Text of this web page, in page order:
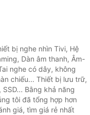
bị nghe nhìn Tivi, Hệ
Dàn âm thanh, Âm-
nghe có dây, không
chiếu... Thiết bị lưu trữ,
Bằng khả năng
tôi đã tổng hợp hơn
giá, tìm giá rẻ nhất